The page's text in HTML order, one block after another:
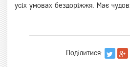
усіх умовах бездоріжжя. Має
Поділитися: